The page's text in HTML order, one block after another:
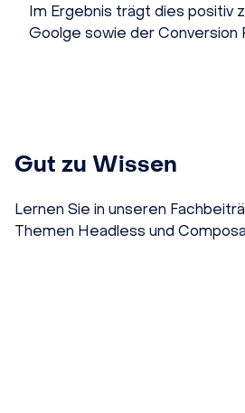
Im Ergebnis trägt dies positiv
Goolge sowie der Conversion
Gut zu Wissen
Lernen Sie in unseren
Themen Headless und